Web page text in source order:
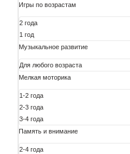
Игры по возрастам
2 года
1 год
Музыкальное развитие
Для любого возраста
Мелкая моторика
1-2 года
2-3 года
3-4 года
Память и внимание
2-4 года